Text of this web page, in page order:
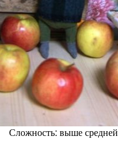
Сложность: выше средней